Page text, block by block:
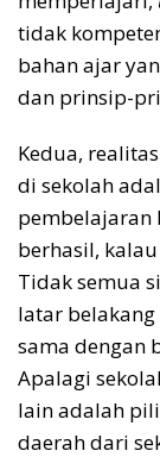
tidak
bahan ajar
dan prinsip-
Kedua,
di sekolah
pembelajaran
berhasil,
Tidak semua
latar
sama dengan
Apalagi
lain adalah
daerah dari